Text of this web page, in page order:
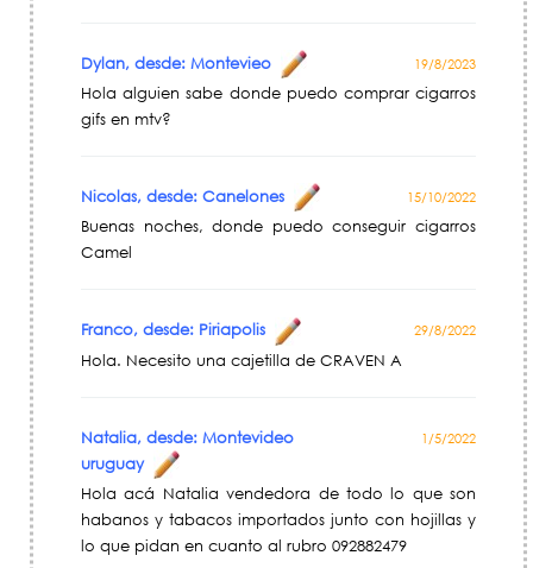
Dylan, desde: Montevieo 19/8/2023
Hola alguien sabe donde puedo comprar cigarros
gifs en mtv?
Nicolas, desde: Canelones 15/10/2022
Buenas noches, donde puedo conseguir cigarros
Camel
Franco, desde: Piriapolis 29/8/2022
Hola. Necesito una cajetilla de CRAVEN A
Natalia, desde: Montevideo
uruguay
1/5/2022
Hola acá Natalia vendedora de todo lo que son
habanos y tabacos importados junto con hojillas y
lo que pidan en cuanto al rubro 092882479